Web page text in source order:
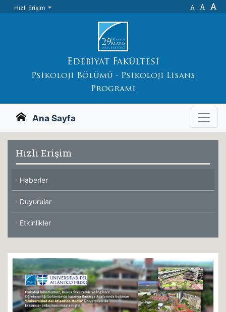
Hızlı Erişim A A A
Edebiyat Fakültesi
Psikoloji Bölümü - Psikoloji Lisans
Programı
Ana Sayfa
Hızlı Erişim
Haberler
Duyurular
Etkinlikler